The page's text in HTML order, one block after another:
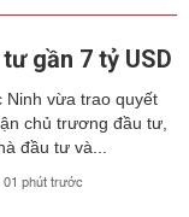
gần 7 tỷ USD
Ninh vừa trao quyết
chủ trương đầu tư,
đầu tư và...
01 phút trước